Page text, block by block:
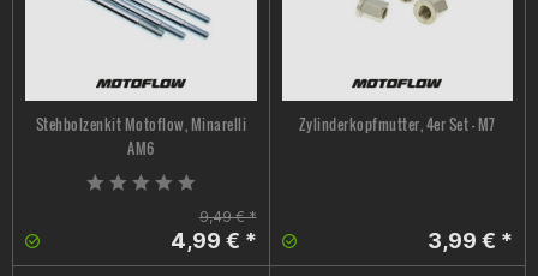
Stehbolzenkit Motoflow, Minarelli
AM6
9,49 € *
4,99 € *
Zylinderkopfmutter, 4er Set - M7
3,99 € *